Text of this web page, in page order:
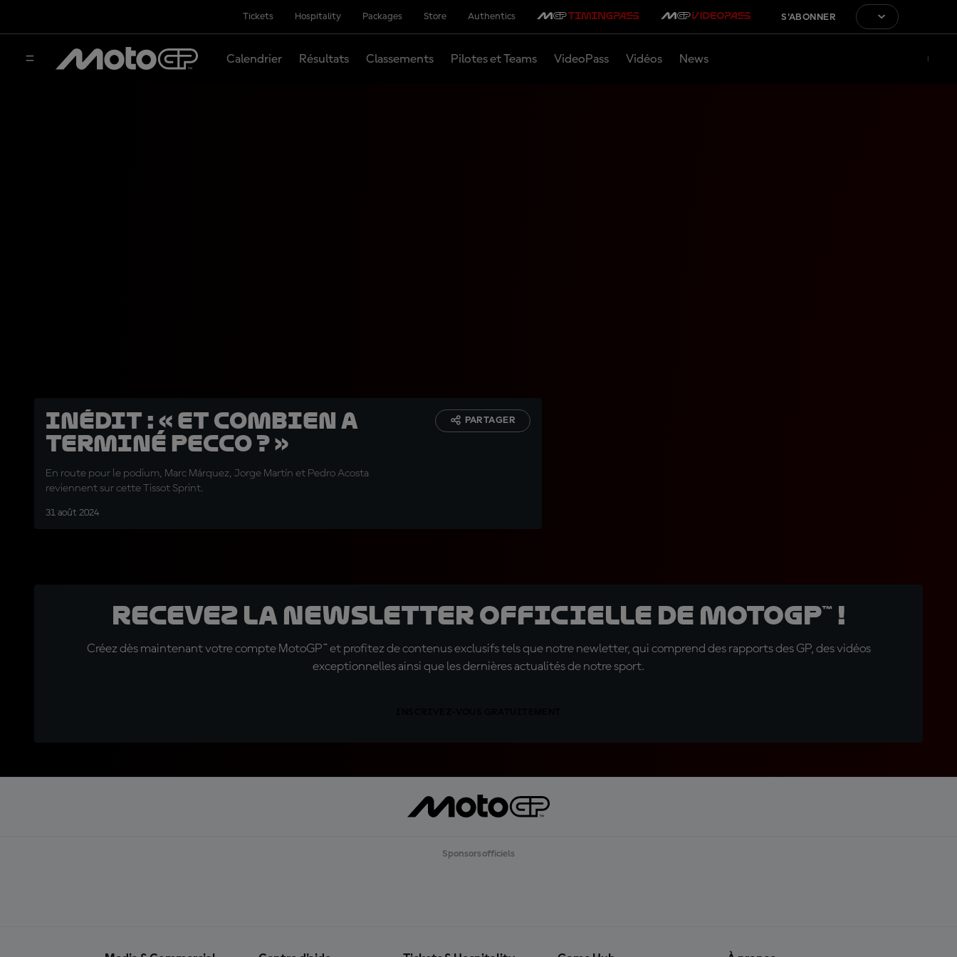
Tickets Hospitality Packages Store Authentics S'ABONNER
Calendrier Résultats Classements Pilotes et Teams VideoPass Vidéos News
INÉDIT : « Et combien a
terminé Pecco ? »
En route pour le podium, Marc Márquez, Jorge Martín et Pedro Acosta
reviennent sur cette Tissot Sprint.
31 août 2024
PARTAGER
Recevez la Newsletter officielle de MotoGP™ !
Créez dès maintenant votre compte MotoGP™ et profitez de contenus exclusifs tels que notre newletter, qui comprend des rapports des GP, des vidéos
exceptionnelles ainsi que les dernières actualités de notre sport.
Sponsors officiels